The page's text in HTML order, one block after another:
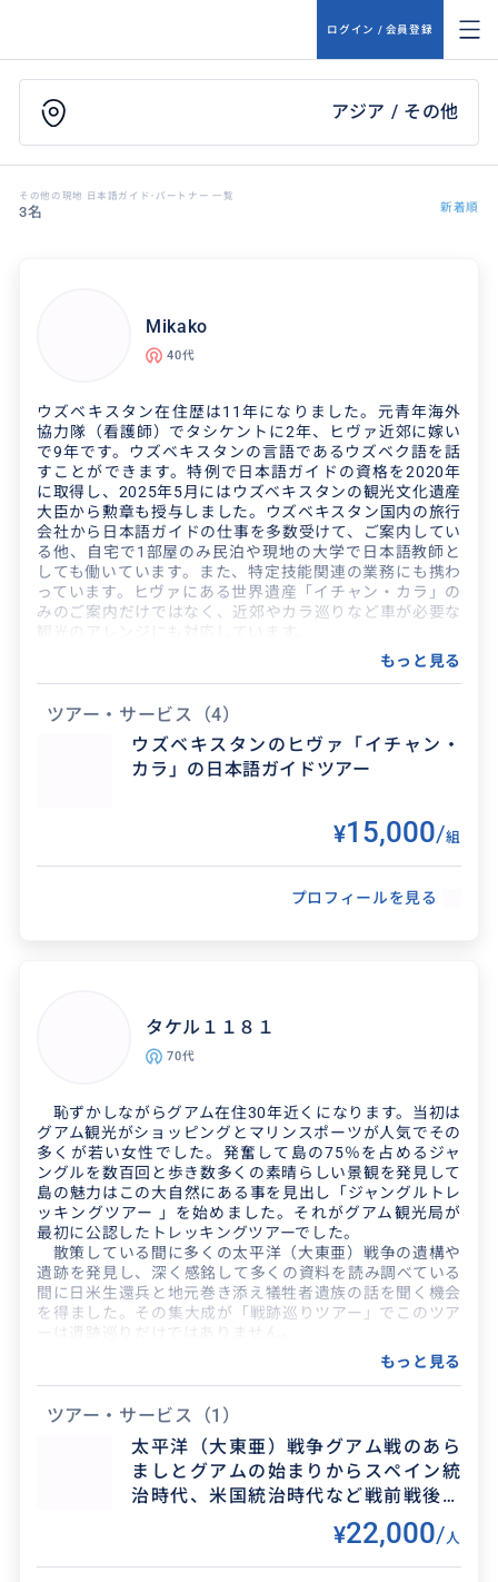
ログイン / 会員登録
アジア / その他
その他の現地 日本語ガイド･パートナー 一覧
3名 新着順
Mikako
40代
ウズベキスタン在住歴は11年になりました。元青年海外
協力隊（看護師）でタシケントに2年、ヒヴァ近郊に嫁い
で9年です。ウズベキスタンの言語であるウズベク語を話
すことができます。特例で日本語ガイドの資格を2020年
に取得し、2025年5月にはウズベキスタンの観光文化遺産
大臣から勲章も授与しました。ウズベキスタン国内の旅行
会社から日本語ガイドの仕事を多数受けて、ご案内してい
る他、自宅で1部屋のみ民泊や現地の大学で日本語教師と
しても働いています。また、特定技能関連の業務にも携わ
っています。ヒヴァにある世界遺産「イチャン・カラ」の
みのご案内だけではなく、近郊やカラ巡りなど車が必要な
観光のアレンジにも対応しています。
もっと見る
ツアー・サービス
（4）
ウズベキスタンのヒヴァ「イチャン・
カラ」の日本語ガイドツアー
¥15,000/組
プロフィールを見る
タケル１１８１
70代
恥ずかしながらグアム在住30年近くになります。当初は
グアム観光がショッピングとマリンスポーツが人気でその
多くが若い女性でした。発奮して島の75％を占めるジャ
ングルを数百回と歩き数多くの素晴らしい景観を発見して
島の魅力はこの大自然にある事を見出し「ジャングルトレ
ッキングツアー 」を始めました。それがグアム観光局が
最初に公認したトレッキングツアーでした。
散策している間に多くの太平洋（大東亜）戦争の遺構や
遺跡を発見し、深く感銘して多くの資料を読み調べている
間に日米生還兵と地元巻き添え犠牲者遺族の話を聞く機会
を得ました。その集大成が「戦跡巡りツアー」でこのツア
ーは遺跡巡りだけではありません。
あの時代の若き先人達はなぜここグアムで戦い、何を願
いながら戦火に散ったのかを知るにつれ、あの戦争の深さ
きたいあの時代とあの戦争をお話しさせていただいており
私は先人の想いを語り継ぎ伝えるのが目的の案内人です。
もっと見る
ツアー・サービス （1）
太平洋（大東亜）戦争グアム戦のあら
ましとグアムの始まりからスペイン統
治時代、米国統治時代など戦前戦後の
グアムの歴史を併せて紹介。ユニーク
¥22,000/人